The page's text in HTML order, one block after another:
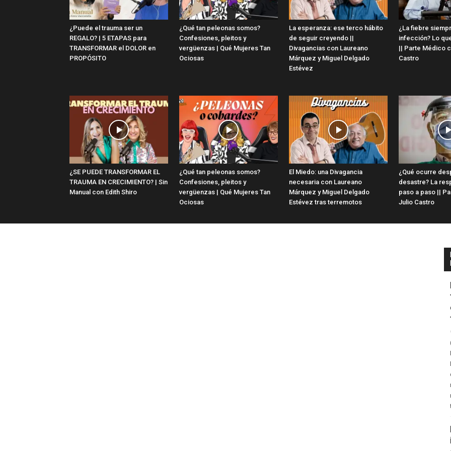
¿Puede el trauma ser un
REGALO? | 5 ETAPAS para
TRANSFORMAR el DOLOR en
PROPÓSITO
¿Qué tan peleonas somos?
Confesiones, pleitos y
vergüenzas | Qué Mujeres Tan
Ociosas
La esperanza: ese terco hábito
de seguir creyendo ||
Divagancias con Laureano
Márquez y Miguel Delgado
Estévez
¿La fiebre
infección? Lo
|| Parte Médico
Castro
¿SE PUEDE TRANSFORMAR EL
TRAUMA EN CRECIMIENTO? | Sin
Manual con Edith Shiro
¿Qué tan peleonas somos?
Confesiones, pleitos y
vergüenzas | Qué Mujeres Tan
Ociosas
El Miedo: una Divagancia
necesaria con Laureano
Márquez y Miguel Delgado
Estévez tras terremotos
¿Qué ocurre
desastre? La
paso a paso ||
Julio Castro